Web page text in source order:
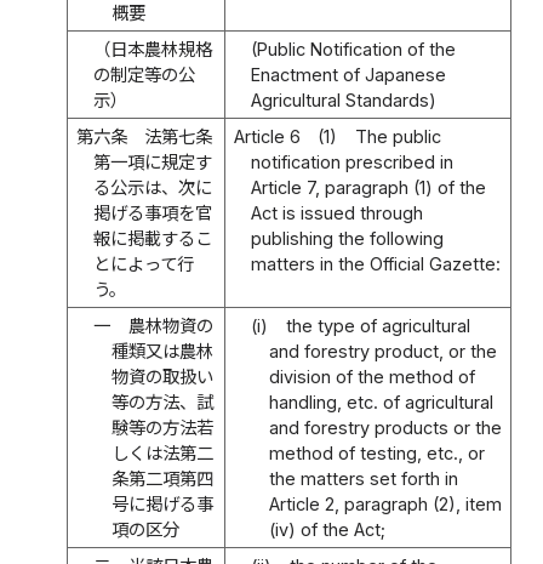
概要
（日本農林規格
の制定等の公
示）
(Public Notification of the
Enactment of Japanese
Agricultural Standards)
第六条
法第七条
第一項に規定す
る公示は、次に
掲げる事項を官
報に掲載するこ
とによって行
う。
Article 6 (1)
The public
notification prescribed in
Article 7, paragraph (1) of the
Act is issued through
publishing the following
matters in the Official Gazette:
一
農林物資の
種類又は農林
物資の取扱い
等の方法、試
験等の方法若
しくは法第二
条第二項第四
号に掲げる事
項の区分
(i)
the type of agricultural
and forestry product, or the
division of the method of
handling, etc. of agricultural
and forestry products or the
method of testing, etc., or
the matters set forth in
Article 2, paragraph (2), item
(iv) of the Act;